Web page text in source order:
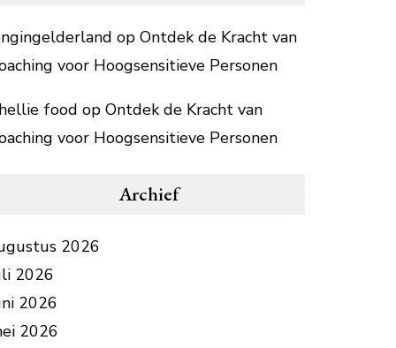
op Ontdek de Kracht van
voor Hoogsensitieve Personen
food op Ontdek de Kracht van
voor Hoogsensitieve Personen
Archief
2026
2026
2026
2026